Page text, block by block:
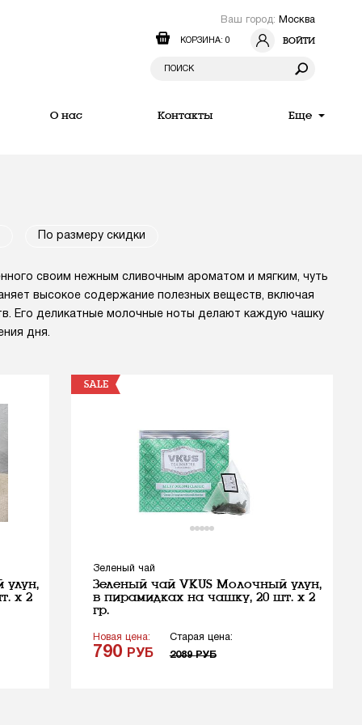
Ваш город: Москва
КОРЗИНА: 0 ВОЙТИ
О нас Контакты Еще
По размеру скидки
своим нежным сливочным ароматом и мягким, чуть
высокое содержание полезных веществ, включая
Его деликатные молочные ноты делают каждую чашку
дня.
улун,
х 2
Зеленый чай
Зеленый чай VKUS Молочный улун,
в пирамидках на чашку, 20 шт. х 2
гр.
Новая цена:
790 РУБ
Старая цена:
2089РУБ
SALE